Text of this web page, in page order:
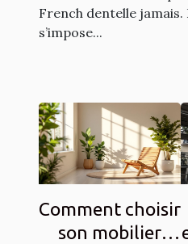
French dentelle
s’impose...
jamais.
Comment choisir
son mobilier